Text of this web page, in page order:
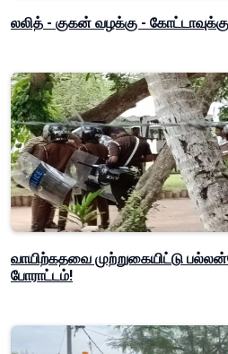
லலித் - குகன் வழக்கு -
வாயிற்கதவை முற்றுகையிட்டு
போராட்டம்!